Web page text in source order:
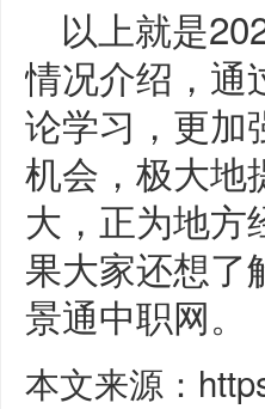
以上就是
情况介绍，通
论学习，更加
机会，极大地
大，正为地方
果大家还想了
景通中职网。
本文来源：